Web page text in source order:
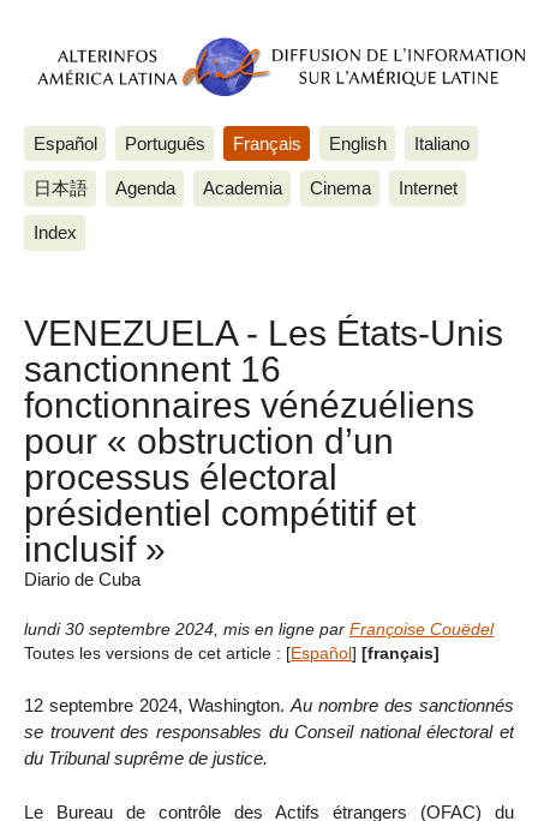
Español Português Français English Italiano
日本語 Agenda Academia Cinema Internet
Index
VENEZUELA - Les États-Unis
sanctionnent 16
fonctionnaires vénézuéliens
pour « obstruction d’un
processus électoral
présidentiel compétitif et
inclusif »
Diario de Cuba
lundi 30 septembre 2024 mis en ligne par Françoise Couëdel
Toutes les versions de cet article : [Español] [français]
12 septembre 2024, Washington. Au nombre des sanctionnés
se trouvent des responsables du Conseil national électoral et
du Tribunal suprême de justice.
Le Bureau de contrôle des Actifs étrangers (OFAC) du